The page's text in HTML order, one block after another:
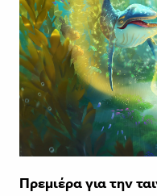
Πρεμιέρα για την